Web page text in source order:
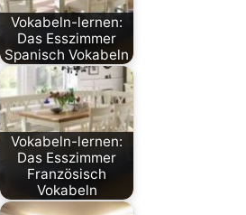
Vokabeln-lernen:
Das Esszimmer
Spanisch Vokabeln
Vokabeln-lernen:
Das Esszimmer
Französisch
Vokabeln